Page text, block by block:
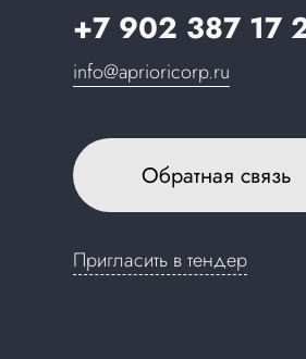
+7 902 387 17
info@aprioricorp.ru
Обратная связь
Пригласить в тендер